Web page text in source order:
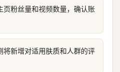
页粉丝量和视频数量，确认账
将新增对适用肤质和人群的评